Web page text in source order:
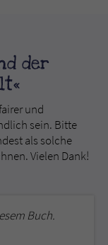
der
und
sein. Bitte
als solche
Vielen Dank!
Buch.